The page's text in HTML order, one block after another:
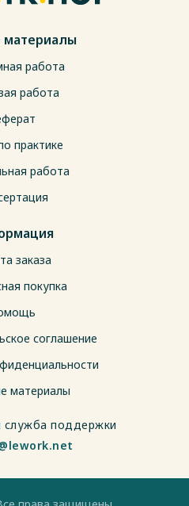
материалы
работа
работа
практике
работа
заказа
покупка
соглашение
материалы
служба поддержки